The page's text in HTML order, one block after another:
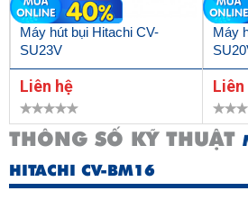
Máy hút bụi Hitachi CV-
SU23V
Liên hệ
Máy
Liên
THÔNG SỐ KỸ THUẬT
HITACHI CV-BM16